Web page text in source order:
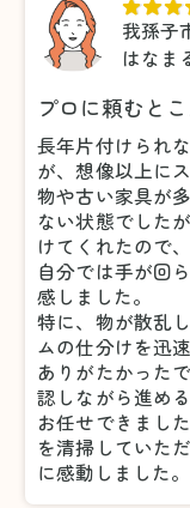
我孫子
はなま
プロに頼むと
長年片付けられ
が、想像以上に
物や古い家具が
ない状態でした
けてくれたので
自分では手が回
感しました。
特に、物が散乱
ムの仕分けを迅
ありがたかった
認しながら進め
お任せできまし
を清掃していた
に感動しました。